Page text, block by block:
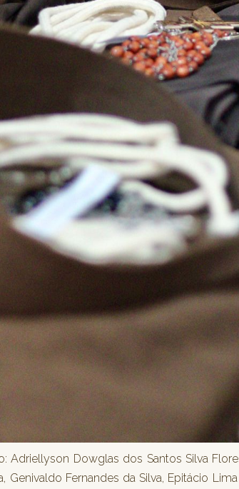
Adriellyson Dowglas dos Santos Silva
Genivaldo Fernandes da Silva, Epitácio